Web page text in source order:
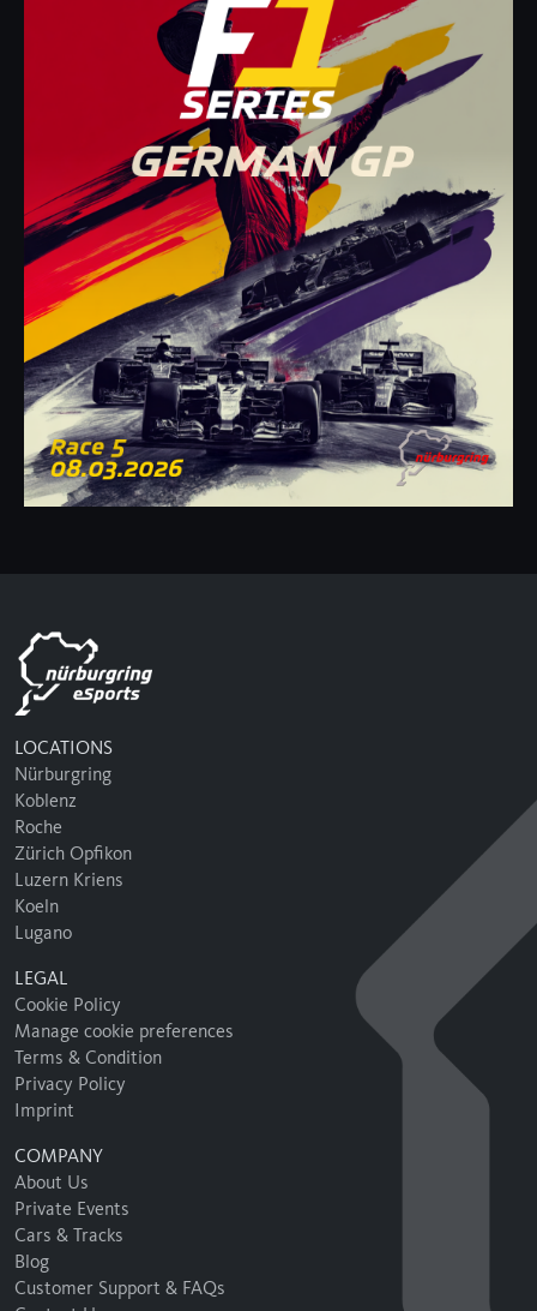
LOCATIONS
Nürburgring
Koblenz
Roche
Zürich Opfikon
Luzern Kriens
Koeln
Lugano
LEGAL
Cookie Policy
Manage cookie preferences
Terms & Condition
Privacy Policy
Imprint
COMPANY
About Us
Private Events
Cars & Tracks
Blog
Customer Support & FAQs